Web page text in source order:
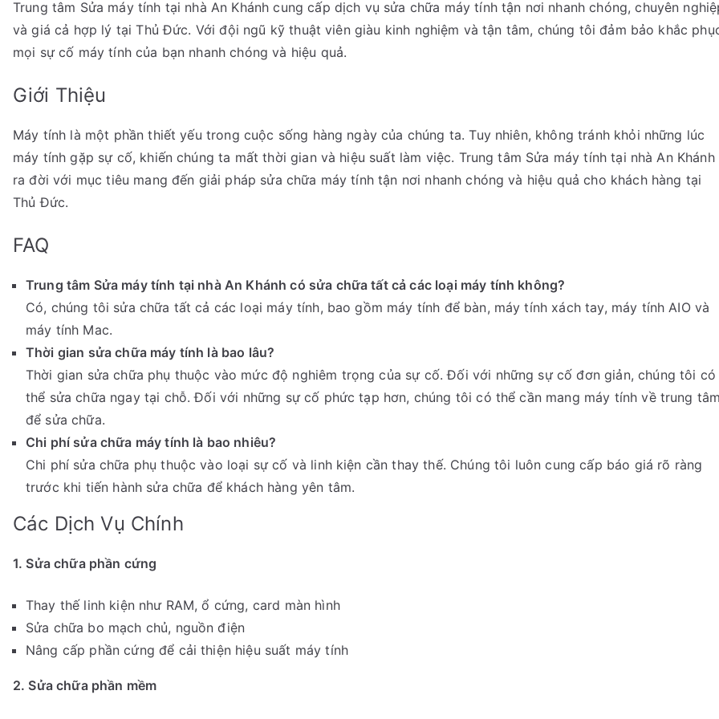
Trung tâm Sửa máy tính tại nhà An Khánh cung cấp dịch vụ sửa chữa máy tính tận nơi nhanh chóng, chuyên
và giá cả hợp lý tại Thủ Đức. Với đội ngũ kỹ thuật viên giàu kinh nghiệm và tận tâm, chúng tôi đảm bảo khắc
mọi sự cố máy tính của bạn nhanh chóng và hiệu quả.
Giới Thiệu
Máy tính là một phần thiết yếu trong cuộc sống hàng ngày của chúng ta. Tuy nhiên, không tránh khỏi những lúc
máy tính gặp sự cố, khiến chúng ta mất thời gian và hiệu suất làm việc. Trung tâm Sửa máy tính tại nhà An Khánh
ra đời với mục tiêu mang đến giải pháp sửa chữa máy tính tận nơi nhanh chóng và hiệu quả cho khách hàng tại
Thủ Đức.
FAQ
Trung tâm Sửa máy tính tại nhà An Khánh có sửa chữa tất cả các loại máy tính không?
Có, chúng tôi sửa chữa tất cả các loại máy tính, bao gồm máy tính để bàn, máy tính xách tay, máy tính AIO và
máy tính Mac.
Thời gian sửa chữa máy tính là bao lâu?
Thời gian sửa chữa phụ thuộc vào mức độ nghiêm trọng của sự cố. Đối với những sự cố đơn giản, chúng tôi có
thể sửa chữa ngay tại chỗ. Đối với những sự cố phức tạp hơn, chúng tôi có thể cần mang máy tính về trung
để sửa chữa.
Chi phí sửa chữa máy tính là bao nhiêu?
Chi phí sửa chữa phụ thuộc vào loại sự cố và linh kiện cần thay thế. Chúng tôi luôn cung cấp báo giá rõ ràng
trước khi tiến hành sửa chữa để khách hàng yên tâm.
Các Dịch Vụ Chính
1. Sửa chữa phần cứng
Thay thế linh kiện như RAM, ổ cứng, card màn hình
Sửa chữa bo mạch chủ, nguồn điện
Nâng cấp phần cứng để cải thiện hiệu suất máy tính
2. Sửa chữa phần mềm